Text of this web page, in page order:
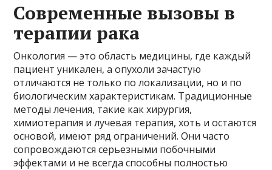
Современные вызовы в
терапии рака
Онкология — это область медицины, где каждый
пациент уникален, а опухоли зачастую
отличаются не только по локализации, но и по
биологическим характеристикам. Традиционные
методы лечения, такие как хирургия,
химиотерапия и лучевая терапия, хоть и остаются
основой, имеют ряд ограничений. Они часто
сопровождаются серьезными побочными
эффектами и не всегда способны полностью